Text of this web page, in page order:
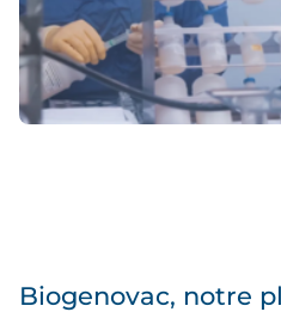
Biogenovac, notre